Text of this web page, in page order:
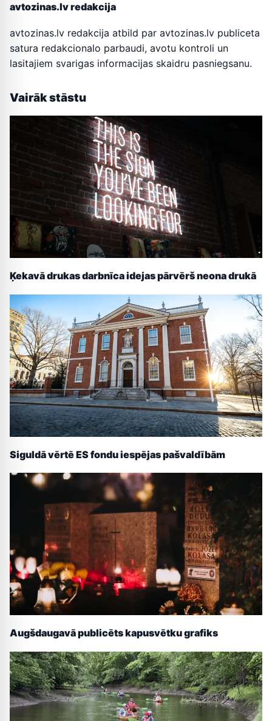
avtozinas.lv redakcija
avtozinas.lv redakcija atbild par avtozinas.lv publiceta
satura redakcionalo parbaudi, avotu kontroli un
lasitajiem svarigas informacijas skaidru pasniegsanu.
Vairāk stāstu
Ķekavā drukas darbnīca idejas pārvērš neona drukā
Siguldā vērtē ES fondu iespējas pašvaldībām
Augšdaugavā publicēts kapusvētku grafiks